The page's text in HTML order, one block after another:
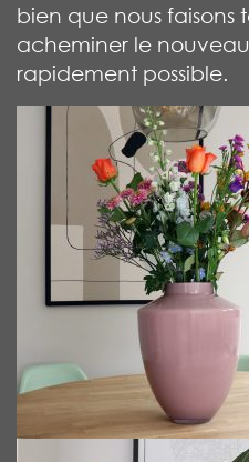
bien que nous faisons
acheminer le
rapidement possible.